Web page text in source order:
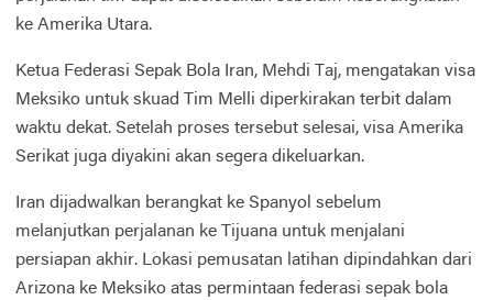
ke Amerika Utara.
Ketua Federasi Sepak Bola Iran, Mehdi Taj, mengatakan visa
Meksiko untuk skuad Tim Melli diperkirakan terbit dalam
waktu dekat. Setelah proses tersebut selesai, visa Amerika
Serikat juga diyakini akan segera dikeluarkan.
Iran dijadwalkan berangkat ke Spanyol sebelum
melanjutkan perjalanan ke Tijuana untuk menjalani
persiapan akhir. Lokasi pemusatan latihan dipindahkan dari
Arizona ke Meksiko atas permintaan federasi sepak bola